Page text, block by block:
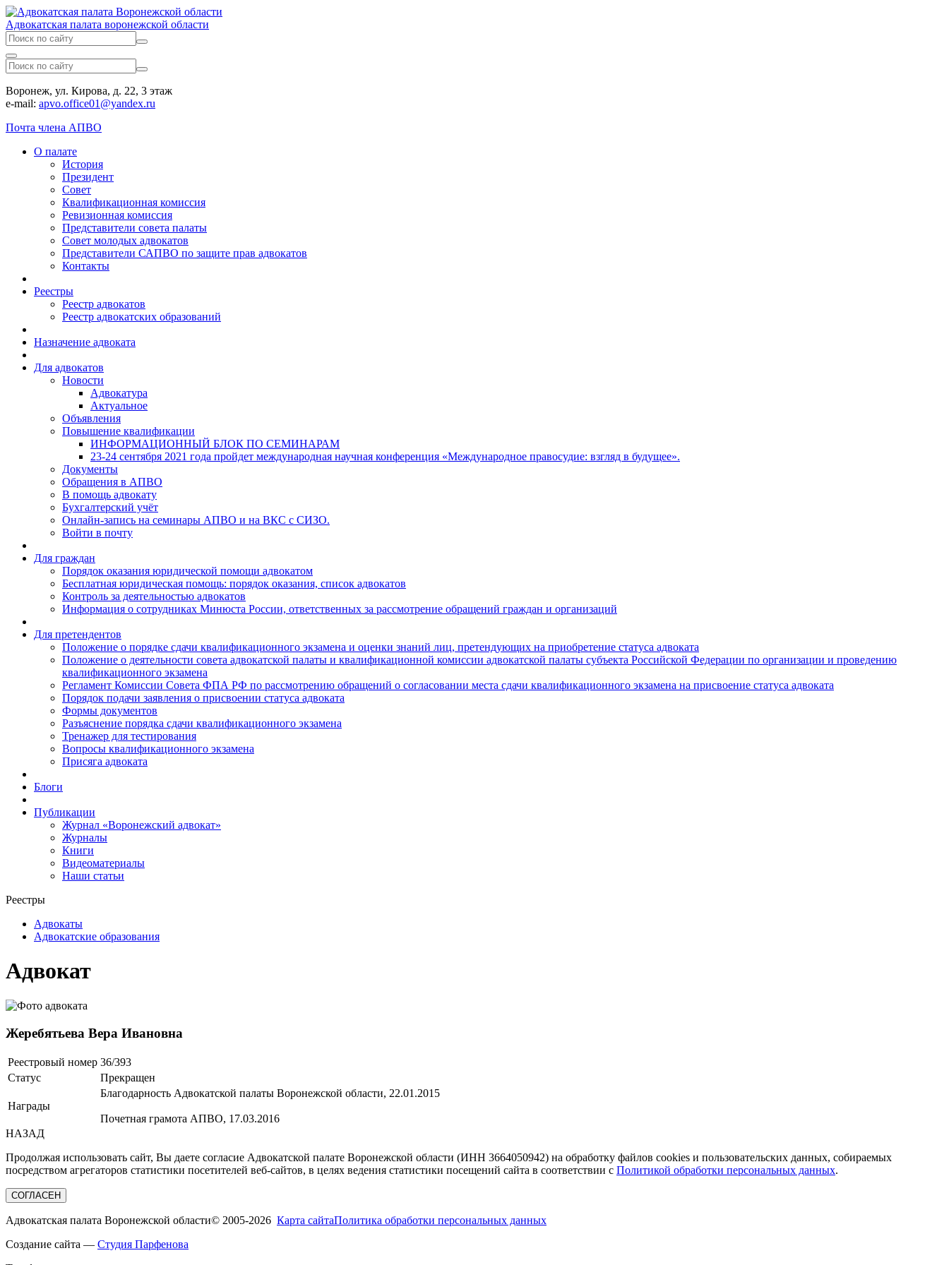
Адвокатская палата воронежской области
Воронеж, ул. Кирова, д. 22, 3 этаж
e-mail: apvo.office01@yandex.ru
Почта члена АПВО
О палате
История
Президент
Совет
Квалификационная комиссия
Ревизионная комиссия
Представители совета палаты
Совет молодых адвокатов
Представители САПВО по защите прав адвокатов
Контакты
Реестры
Реестр адвокатов
Реестр адвокатских образований
Назначение адвоката
Для адвокатов
Новости
Адвокатура
Актуальное
Объявления
Повышение квалификации
ИНФОРМАЦИОННЫЙ БЛОК ПО СЕМИНАРАМ
23-24 сентября 2021 года пройдет международная научная конференция «Международное правосудие: взгляд в будущее».
Документы
Обращения в АПВО
В помощь адвокату
Бухгалтерский учёт
Онлайн-запись на семинары АПВО и на ВКС с СИЗО.
Войти в почту
Для граждан
Порядок оказания юридической помощи адвокатом
Бесплатная юридическая помощь: порядок оказания, список адвокатов
Контроль за деятельностью адвокатов
Информация о сотрудниках Минюста России, ответственных за рассмотрение обращений граждан и организаций
Для претендентов
Положение о порядке сдачи квалификационного экзамена и оценки знаний лиц, претендующих на приобретение статуса адвоката
Положение о деятельности совета адвокатской палаты и квалификационной комиссии адвокатской палаты субъекта Российской Федерации по организации и проведению
квалификационного экзамена
Регламент Комиссии Совета ФПА РФ по рассмотрению обращений о согласовании места сдачи квалификационного экзамена на присвоение статуса адвоката
Порядок подачи заявления о присвоении статуса адвоката
Формы документов
Разъяснение порядка сдачи квалификационного экзамена
Тренажер для тестирования
Вопросы квалификационного экзамена
Присяга адвоката
Блоги
Публикации
Журнал «Воронежский адвокат»
Журналы
Книги
Видеоматериалы
Наши статьи
Реестры
Адвокаты
Адвокатские образования
Адвокат
Жеребятьева Вера Ивановна
Реестровый номер 36/393
Статус
Прекращен
Награды
Благодарность Адвокатской палаты Воронежской области, 22.01.2015
Почетная грамота АПВО, 17.03.2016
НАЗАД
Продолжая использовать сайт, Вы даете согласие Адвокатской палате Воронежской области (ИНН 3664050942) на обработку файлов cookies и пользовательских данных, собираемых
посредством агрегаторов статистики посетителей веб-сайтов, в целях ведения статистики посещений сайта в соответствии с Политикой обработки персональных данных.
СОГЛАСЕН
Адвокатская палата Воронежской области© 2005-2026 Карта сайтаПолитика обработки персональных данных
Создание сайта — Студия Парфенова